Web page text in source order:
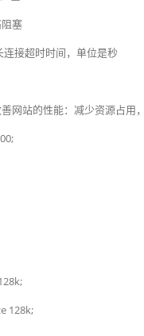
塞
连接超时时间，单位是秒
网站的性能：减少资源占用
;
;
128k;